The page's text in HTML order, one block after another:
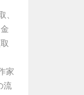
、
家
流